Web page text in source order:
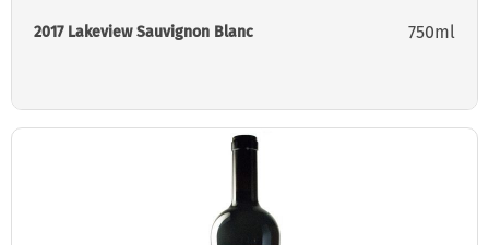
2017 Lakeview Sauvignon Blanc 750ml